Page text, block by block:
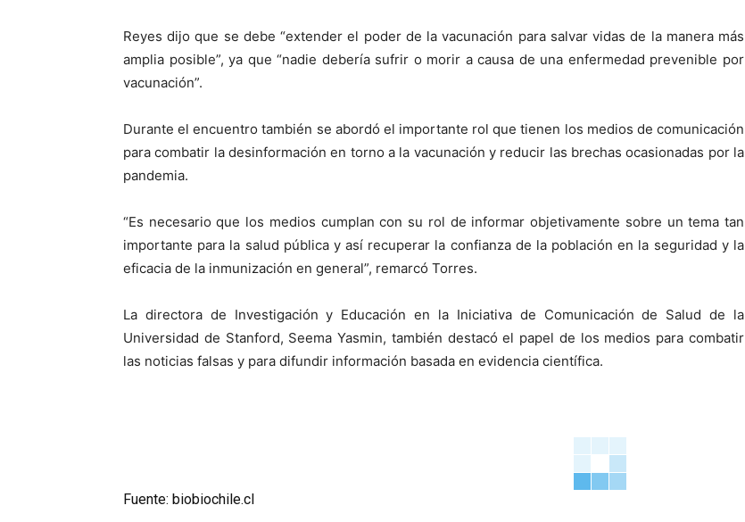
Reyes dijo que se debe “extender el poder de la vacunación para salvar vidas de la manera más
amplia posible”, ya que “nadie debería sufrir o morir a causa de una enfermedad prevenible por
vacunación”.
Durante el encuentro también se abordó el importante rol que tienen los medios de comunicación
para combatir la desinformación en torno a la vacunación y reducir las brechas ocasionadas por la
pandemia.
“Es necesario que los medios cumplan con su rol de informar objetivamente sobre un tema tan
importante para la salud pública y así recuperar la confianza de la población en la seguridad y la
eficacia de la inmunización en general”, remarcó Torres.
La directora de Investigación y Educación en la Iniciativa de Comunicación de Salud de la
Universidad de Stanford, Seema Yasmin, también destacó el papel de los medios para combatir
las noticias falsas y para difundir información basada en evidencia científica.
Fuente: biobiochile.cl